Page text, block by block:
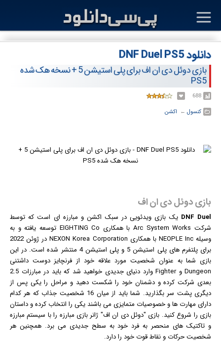
دانلود DNF Duel PS5
بازی دوئل دی ان اف برای پلی استیشن 5 + نسخه هک شده
PS5
688
کنسول ← ‏ اکشن
بازی دوئل دی ان اف
DNF Duel یک بازی ویدئویی در سبک اکشن و مبارزه ای است که توسط
شرکت Arc System Works با همکاری EIGHTING Co توسعه یافته و به
وسیله NEOPLE Inc با همکاری NEXON Korea Corporation در ژوئن 2022
برای پلتفرم های پلی استیشن 5 و پلی استیشن 4 منتشر شده است. در این
بازی شما به عنوان شخصیت مورد علاقه خود از فرنچایز دوست داشتنی
Dungeon و Fighter وارد دنیای جدیدی خواهید شد که باید در مبارزات 2.5
بعدی شرکت کرده و دشمنان خود را شکست دهید و مراحل را یکی پس از
دیگری پشت سر بگذارید. شما باید از میان 16 شخصیت جذاب که هر کدام
دارای مهارت ها و خصوصیات متمایزی می باشند یکی را انتخاب کرده و داستان
بازی را شروع کنید. بازی "دوئل دی ان اف" ژانر بازی مبارزه را با سیستم مبارزه
و تاکتیک های منحصر به فرد خود به سطح جدیدی می برد. همچنین هر
شخصیت حرکات و نقاط قوت خود را دارد.